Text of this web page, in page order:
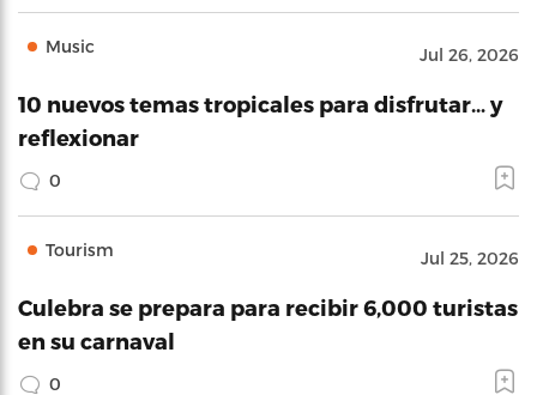
Music Jul 26, 2026
10 nuevos temas tropicales para disfrutar… y
reflexionar
0
Tourism Jul 25, 2026
Culebra se prepara para recibir 6,000 turistas
en su carnaval
0